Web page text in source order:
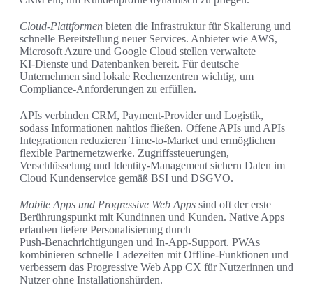
Cloud‑Plattformen bieten die Infrastruktur für Skalierung und
schnelle Bereitstellung neuer Services. Anbieter wie AWS,
Microsoft Azure und Google Cloud stellen verwaltete
KI‑Dienste und Datenbanken bereit. Für deutsche
Unternehmen sind lokale Rechenzentren wichtig, um
Compliance‑Anforderungen zu erfüllen.
APIs verbinden CRM, Payment‑Provider und Logistik,
sodass Informationen nahtlos fließen. Offene APIs und APIs
Integrationen reduzieren Time‑to‑Market und ermöglichen
flexible Partnernetzwerke. Zugriffssteuerungen,
Verschlüsselung und Identity‑Management sichern Daten im
Cloud Kundenservice gemäß BSI und DSGVO.
Mobile Apps und Progressive Web Apps sind oft der erste
Berührungspunkt mit Kundinnen und Kunden. Native Apps
erlauben tiefere Personalisierung durch
Push‑Benachrichtigungen und In‑App‑Support. PWAs
kombinieren schnelle Ladezeiten mit Offline‑Funktionen und
verbessern das Progressive Web App CX für Nutzerinnen und
Nutzer ohne Installationshürden.